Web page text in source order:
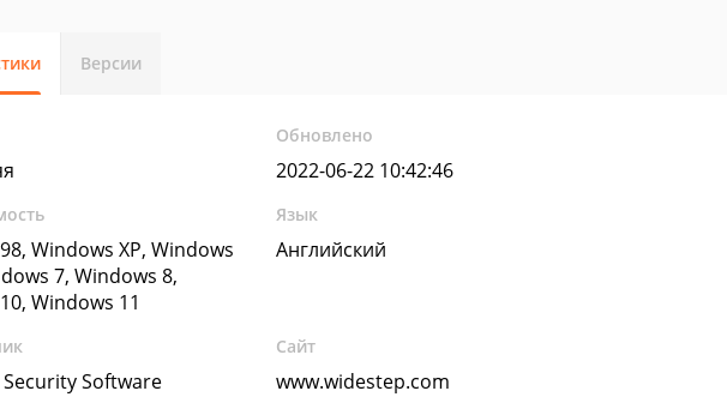
Версии
Обновлено
2022-06-22 10:42:46
Windows XP, Windows
7, Windows 8,
Windows 11
Язык
Английский
Software
Сайт
www.widestep.com